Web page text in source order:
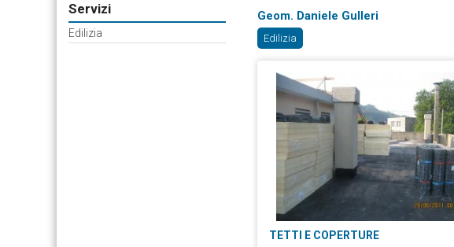
Servizi
Edilizia
Geom. Daniele Gulleri
Edilizia
TETTI E COPERTURE